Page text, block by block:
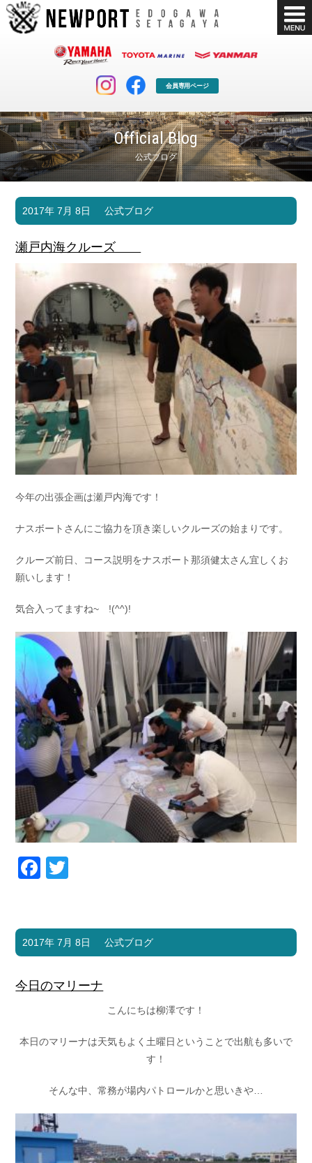
会員専用ページ
Official Blog
公式ブログ
マリンクラブ
マリンライフを堪能したい！
ボート販売
ボート免許
長年の実績と信頼！
店舗情報 公式ブログ
Blog
お問い合わせ
Contact us
会社概要
採用情報
Recruit
リンク集
Link
2017年 7月 8日 公式ブログ
瀬戸内海クルーズ
今年の出張企画は瀬戸内海です！
ナスボートさんにご協力を頂き楽しいクルーズの始まりです。
クルーズ前日、コース説明をナスボート那須健太さん宜しくお
願いします！
気合入ってますね~ !(^^)!
Facebook
2017年 7月 8日 公式ブログ
今日のマリーナ
こんにちは柳澤です！
本日のマリーナは天気もよく土曜日ということで出航も多いで
す！
そんな中、常務が場内パトロールかと思いきや…